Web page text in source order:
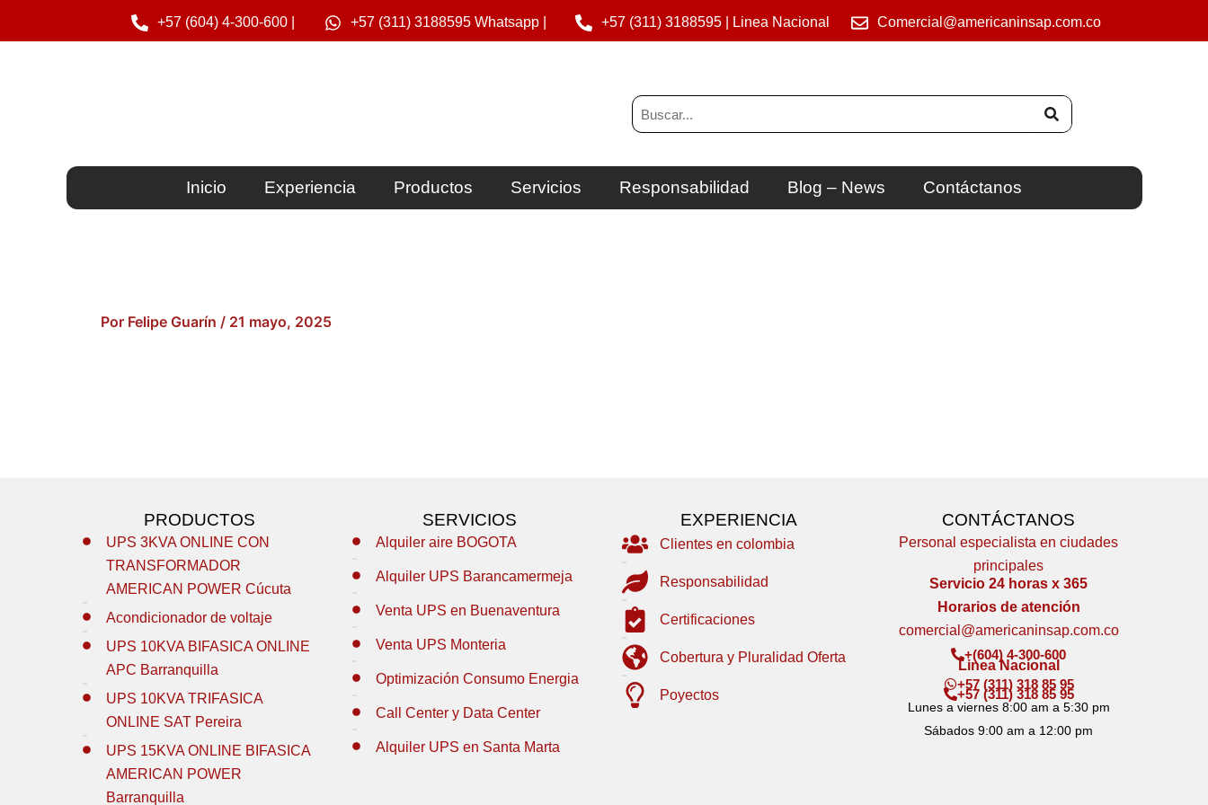
+57 (604) 4-300-600 | +57 (311) 3188595 Whatsapp | +57 (311) 3188595 | Linea Nacional Comercial@americaninsap.com.co
Inicio Experiencia Productos Servicios Responsabilidad Blog – News Contáctanos
Por Felipe Guarín / 21 mayo, 2025
PRODUCTOS
UPS 3KVA ONLINE CON
TRANSFORMADOR
AMERICAN POWER Cúcuta
Acondicionador de voltaje
UPS 10KVA BIFASICA ONLINE
APC Barranquilla
UPS 10KVA TRIFASICA
ONLINE SAT Pereira
UPS 15KVA ONLINE BIFASICA
AMERICAN POWER
Barranquilla
SERVICIOS
Alquiler aire BOGOTA
Alquiler UPS Barancamermeja
Venta UPS en Buenaventura
Venta UPS Monteria
Optimización Consumo Energia
Call Center y Data Center
Alquiler UPS en Santa Marta
EXPERIENCIA
Clientes en colombia
Responsabilidad
Certificaciones
Cobertura y Pluralidad Oferta
Poyectos
CONTÁCTANOS
Personal especialista en ciudades
principales
Servicio 24 horas x 365
Horarios de atención
comercial@americaninsap.com.co
+(604) 4-300-600
Linea Nacional
+57 (311) 318 85 95
+57 (311) 318 85 95
Lunes a viernes 8:00 am a 5:30 pm
Sábados 9:00 am a 12:00 pm